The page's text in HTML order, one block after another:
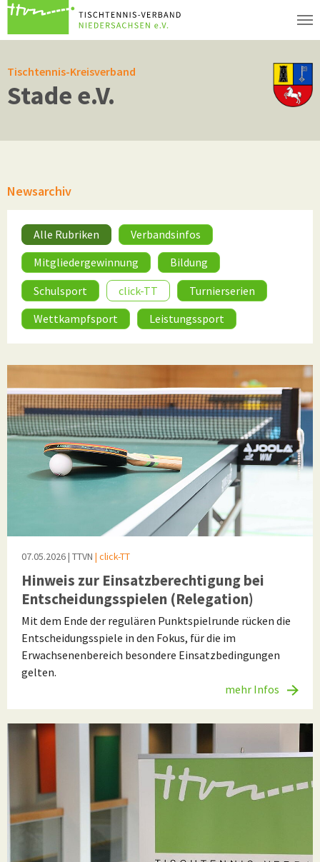
Tischtennis-Kreisverband
Stade e.V.
Newsarchiv
Alle Rubriken
Verbandsinfos
Mitgliedergewinnung
Bildung
Schulsport
click-TT
Turnierserien
Wettkampfsport
Leistungssport
07.05.2026| TTVN | click-TT
Hinweis zur Einsatzberechtigung bei
Entscheidungsspielen (Relegation)
Mit dem Ende der regulären Punktspielrunde rücken die
Entscheidungsspiele in den Fokus, für die im
Erwachsenenbereich besondere Einsatzbedingungen
gelten.
mehr Infos